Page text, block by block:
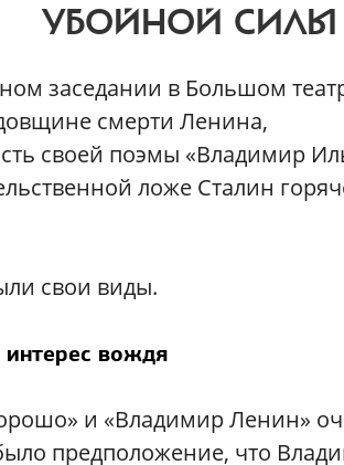
УБОЙНОЙ СИЛЫ
заседании в Большом
смерти Ленина,
своей поэмы «Владимир
ложе Сталин
свои виды.
вождя
и «Владимир Ленин»
предположение, что